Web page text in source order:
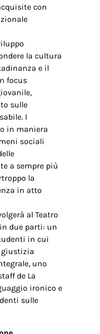
con
la cultura
e il
focus
sulle
I
in maniera
sociali
a sempre più
la
in atto
al Teatro
due parti: un
in cui
uno
de La
ironico e
sulle